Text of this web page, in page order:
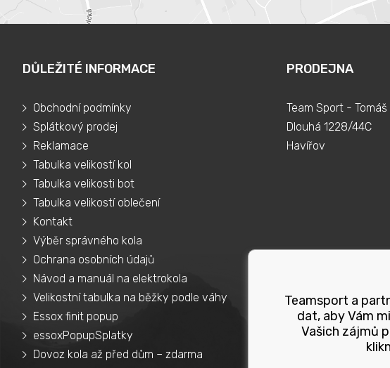
DŮLEŽITÉ INFORMACE
Obchodní podmínky
Splátkový prodej
Reklamace
Tabulka velikostí kol
Tabulka velikosti bot
Tabulka velikostí oblečení
Kontakt
Výběr správného kola
Ochrana osobních údajů
Návod a manuál na elektrokola
Velikostní tabulka na běžky podle váhy
Essox finit popup
essoxPopupSplatky
Dovoz kola až před dům – zdarma
PRODEJNA
Team Sport - Tomáš
Dlouhá 1228/44C
Havířov
Teamsport a
dat, aby Vám
Vašich zájmů